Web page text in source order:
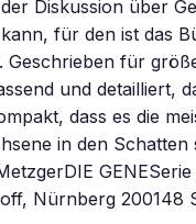
Diskussion über
für den ist das
Geschrieben für
und detailliert,
dass es die
in den Schatten
GENESerie
Nürnberg 200148